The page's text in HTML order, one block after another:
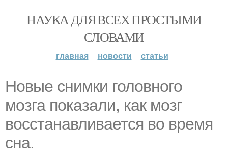
НАУКА ДЛЯ ВСЕХ ПРОСТЫМИ
СЛОВАМИ
главная новости статьи
Новые снимки головного
мозга показали, как мозг
восстанавливается во время
сна.